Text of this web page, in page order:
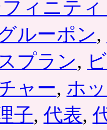
ィニテ
ルーポン,
プラン,
ャー, ホ
子, 代表,